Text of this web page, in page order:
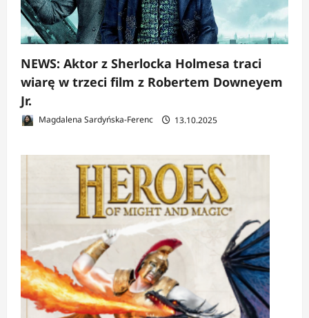
NEWS: Aktor z Sherlocka Holmesa traci
wiarę w trzeci film z Robertem Downeyem
Jr.
Magdalena Sardyńska-Ferenc 13.10.2025